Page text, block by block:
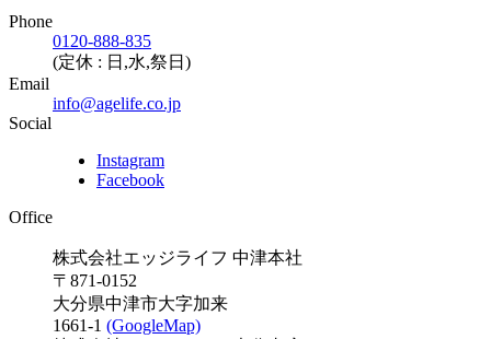
Phone
0120-888-835
(定休 : 日,水,祭日)
Email
info@agelife.co.jp
Social
Instagram
Facebook
Office
株式会社エッジライフ 中津本社
〒871-0152
大分県中津市大字加来
1661-1 (GoogleMap)